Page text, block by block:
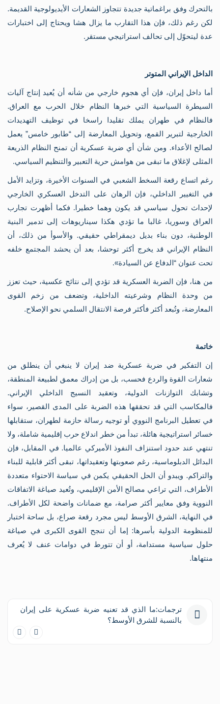
بالتحرك وفق براغماتية جديدة تتجاوز الشعارات الأيديولوجية القديمة.
لكن رغم ذلك، فإن هذا التقارب ما يزال هشا ويحتاج إلى اختبارات
عدة ليتحوّل إلى تحالف استراتيجي مستقر.
الداخل الإيراني المتوتر
أما داخل إيران، فإن أي هجوم خارجي من شأنه أن يُعيد إنتاج آليات
السيطرة السياسية التي خبرها النظام خلال الحرب مع العراق.
فالنظام في طهران يملك تقليدا راسخا في توظيف التهديدات
الخارجية لتبرير القمع، وتحويل المعارضة إلى “طابور خامس” يعمل
لصالح الأعداء. ومن شأن أي ضربة عسكرية أن تمنح النظام الذريعة
المثلى لإغلاق ما تبقى من هوامش حرية التعبير والتنظيم السياسي.
رغم اتساع رقعة السخط الشعبي في السنوات الأخيرة، وتزايد الأمل
في التغيير الداخلي، فإن الرهان على التدخل العسكري الخارجي
لإحداث تحول سياسي قد يكون وهما خطيرا. فكما أظهرت تجارب
العراق وسوريا، غالبا ما تؤدي هكذا سيناريوهات إلى تدمير البنية
الوطنية، دون بناء بديل ديمقراطي حقيقي. والأسوأ من ذلك، أن
النظام الإيراني قد يخرج أكثر توحشا، بعد أن يحشد المجتمع خلفه
تحت عنوان “الدفاع عن السيادة».
من هنا، فإن الضربة العسكرية قد تؤدي إلى نتائج عكسية، حيث تعزز
من وحدة النظام وشرعيته الداخلية، وتضعف من زخم القوى
المعارضة، وتُبعد أكثر فأكثر فرصة الانتقال السلمي نحو الإصلاح.
خاتمة
إن التفكير في ضربة عسكرية ضد إيران لا ينبغي أن ينطلق من
شعارات القوة والردع فحسب، بل من إدراك معمق لطبيعة المنطقة،
وتشابك التوازنات الدولية، وتعقيد النسيج الداخلي الإيراني.
فالمكاسب التي قد تحققها هذه الضربة على المدى القصير، سواء
في تعطيل البرنامج النووي أو توجيه رسالة حازمة لطهران، ستقابلها
خسائر استراتيجية هائلة، تبدأ من خطر اندلاع حرب إقليمية شاملة، ولا
تنتهي عند حدود استنزاف النفوذ الأميركي عالميا. في المقابل، فإن
البدائل الدبلوماسية، رغم صعوبتها وتعقيداتها، تبقى أكثر قابلية للبناء
والتراكم. ويبدو أن الحل الحقيقي يكمن في سياسة الاحتواء متعددة
الأطراف، التي تراعي مصالح الأمن الإقليمي، وتُعيد صياغة الاتفاقات
النووية وفق معايير أكثر صرامة، مع ضمانات واضحة لكل الأطراف.
في النهاية، الشرق الأوسط ليس مجرد رقعة صراع، بل ساحة اختبار
للمنظومة الدولية بأسرها: إما أن تنجح القوى الكبرى في صياغة
حلول سياسية مستدامة، أو أن تتورط في دوامات عنف لا يُعرف
منتهاها.
ترجمات:ما الذي قد تعنيه ضربة عسكرية على إيران
بالنسبة للشرق الأوسط؟